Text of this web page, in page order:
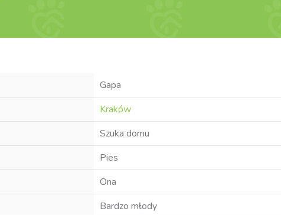
Gapa
Kraków
Szuka domu
Pies
Ona
Bardzo młody